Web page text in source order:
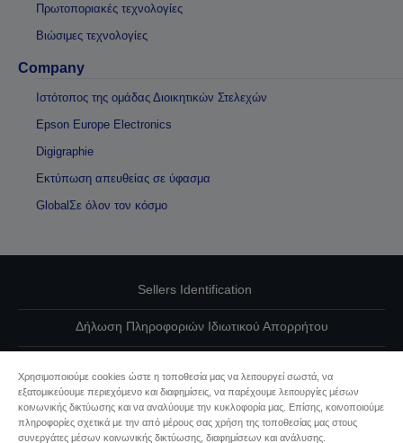
Πρωτοποριακές τεχνολογίες
Βιώσιμες τεχνολογίες
Company
Ιστότοπος της ομάδας Διοικητικών Στελεχών
Epson Europe Electronics
Digigraphie
Εκτύπωση απευθείας σε ύφασμα
GlobalΣε όλον τον κόσμο
Sellers Identification
Δήλωση Πληροφοριών Ιδιωτικού Απορρήτου
Επικοινωνήστε μαζί μας για τα δεδομένα σας
Πληροφορίες σχετικά με τα cookie
Χρησιμοποιούμε cookies ώστε η τοποθεσία μας να λειτουργεί σωστά, να
εξατομικεύουμε περιεχόμενο και διαφημίσεις, να παρέχουμε λειτουργίες μέσων
κοινωνικής δικτύωσης και να αναλύουμε την κυκλοφορία μας. Επίσης, κοινοποιούμε
πληροφορίες σχετικά με την από μέρους σας χρήση της τοποθεσίας μας στους
συνεργάτες μέσων κοινωνικής δικτύωσης, διαφημίσεων και ανάλυσης.